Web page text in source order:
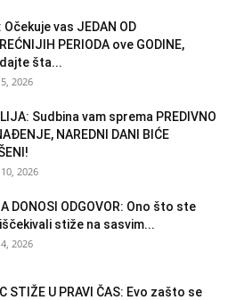
Očekuje vas JEDAN OD
PERIODA ove GODINE,
šta...
2026
Sudbina vam sprema PREDIVNO
NAREDNI DANI BIĆE
2026
DONOSI ODGOVOR: Ono što ste
stiže na sasvim...
2026
STIŽE U PRAVI ČAS: Evo zašto se